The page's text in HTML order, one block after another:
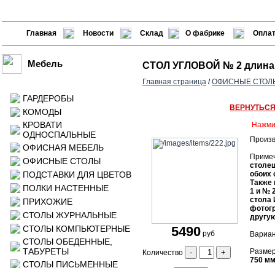
Главная Новости Склад О фабрике
Мебель
ГАРДЕРОБЫ
КОМОДЫ
КРОВАТИ
ОДНОСПАЛЬНЫЕ
ОФИСНАЯ МЕБЕЛЬ
ОФИСНЫЕ СТОЛЫ
ПОДСТАВКИ ДЛЯ ЦВЕТОВ
ПОЛКИ НАСТЕННЫЕ
ПРИХОЖИЕ
СТОЛЫ ЖУРНАЛЬНЫЕ
СТОЛЫ КОМПЬЮТЕРНЫЕ
СТОЛЫ ОБЕДЕННЫЕ,
ТАБУРЕТЫ
СТОЛЫ ПИСЬМЕННЫЕ
СТОЛ УГЛОВОЙ № 2 длина
Главная страница /ОФИСНЫЕ
5490 руб
Количество - +
обоих
Также
1 и №
стола
750